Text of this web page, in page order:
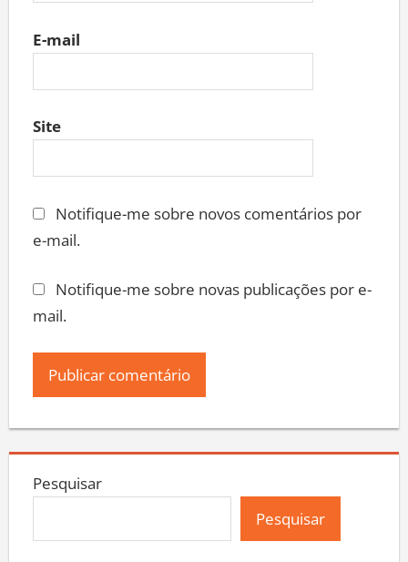
E-mail
Site
Notifique-me sobre novos comentários por
e-mail.
Notifique-me sobre novas publicações por e-
mail.
Pesquisar
Pesquisar